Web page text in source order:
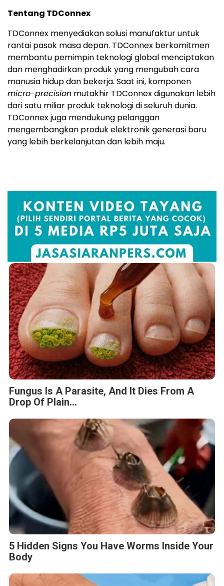
Tentang TDConnex
TDConnex menyediakan solusi manufaktur untuk
rantai pasok masa depan. TDConnex berkomitmen
membantu pemimpin teknologi global menciptakan
dan menghadirkan produk yang mengubah cara
manusia hidup dan bekerja. Saat ini, komponen
micro-precision mutakhir TDConnex digunakan lebih
dari satu miliar produk teknologi di seluruh dunia.
TDConnex juga mendukung pelanggan
mengembangkan produk elektronik generasi baru
yang lebih berkelanjutan dan lebih maju.
Fungus Is A Parasite, And It Dies From A
Drop Of Plain...
5 Hidden Signs You Have Worms Inside Your
Body